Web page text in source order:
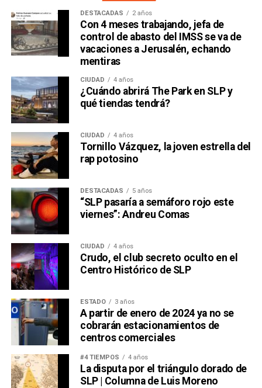
DESTACADAS 2 años
Con 4 meses trabajando, jefa de
control de abasto del IMSS se va de
vacaciones a Jerusalén, echando
mentiras
CIUDAD 4 años
¿Cuándo abrirá The Park en SLP y
qué tiendas tendrá?
CIUDAD 4 años
Tornillo Vázquez, la joven estrella del
rap potosino
DESTACADAS 5 años
“SLP pasaría a semáforo rojo este
viernes”: Andreu Comas
CIUDAD 4 años
Crudo, el club secreto oculto en el
Centro Histórico de SLP
ESTADO 3 años
A partir de enero de 2024 ya no se
cobrarán estacionamientos de
centros comerciales
#4 TIEMPOS 4 años
La disputa por el triángulo dorado de
SLP | Columna de Luis Moreno